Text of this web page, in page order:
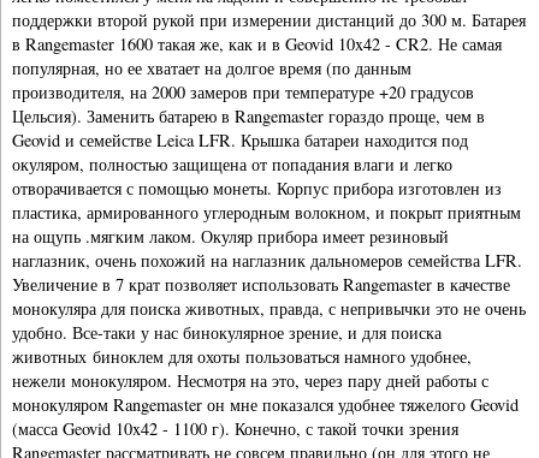
поддержки второй рукой при измерении дистанций до 300 м. Батарея
в Rangemaster 1600 такая же, как и в Geovid 10x42 - CR2. Не самая
популярная, но ее хватает на долгое время (по данным
производителя, на 2000 замеров при температуре +20 градусов
Цельсия). Заменить батарею в Rangemaster гораздо проще, чем в
Geovid и семействе Leica LFR. Крышка батареи находится под
окуляром, полностью защищена от попадания влаги и легко
отворачивается с помощью монеты. Корпус прибора изготовлен из
пластика, армированного углеродным волокном, и покрыт приятным
на ощупь .мягким лаком. Окуляр прибора имеет резиновый
наглазник, очень похожий на наглазник дальномеров семейства LFR.
Увеличение в 7 крат позволяет использовать Rangemaster в качестве
монокуляра для поиска животных, правда, с непривычки это не очень
удобно. Все-таки у нас бинокулярное зрение, и для поиска
животных биноклем для охоты пользоваться намного удобнее,
нежели монокуляром. Несмотря на это, через пару дней работы с
монокуляром Rangemaster он мне показался удобнее тяжелого Geovid
(масса Geovid 10x42 - 1100 г). Конечно, с такой точки зрения
Rangemaster рассматривать не совсем правильно (он для этого не